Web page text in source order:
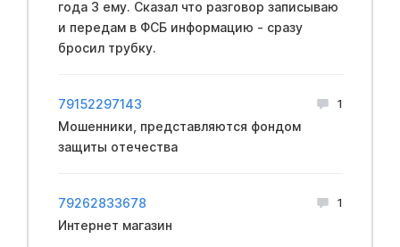
года 3 ему. Сказал что разговор записываю
и передам в ФCБ информацию - сразу
бросил трубку.
79152297143 1
Мошенники, представляются фондом
защиты отечества
79262833678 1
Интернет магазин